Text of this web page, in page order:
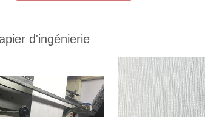
d'ingénierie